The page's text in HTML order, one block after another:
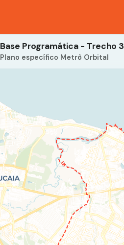
Base Programática - Trecho 3
Plano específico Metrô Orbital